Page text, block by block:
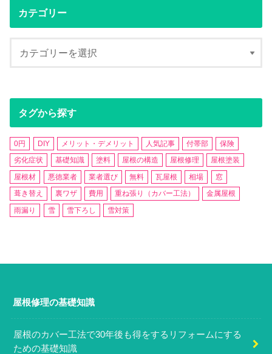
カテゴリー
タグから探す
0円 DIY メリット・デメリット 人気記事 付帯部
保険
劣化症状
基礎知識 塗料 屋根の構造 屋根修理
屋根塗装
屋根材
悪徳業者 業者選び 無料 瓦屋根 相場
窓
葺き替え
裏ワザ 費用 重ね張り（カバー工法）
金属屋根
雨漏り
雪 雪下ろし 雪対策
屋根修理の基礎知識
屋根のカバー工法で30年後も得をするリフォームにする
ための基礎知識